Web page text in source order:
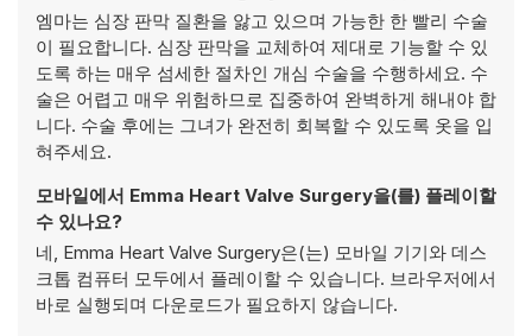
엠마는 심장 판막 질환을 앓고 있으며 가능한 한 빨리 수술
이 필요합니다. 심장 판막을 교체하여 제대로 기능할 수 있
도록 하는 매우 섬세한 절차인 개심 수술을 수행하세요. 수
술은 어렵고 매우 위험하므로 집중하여 완벽하게 해내야 합
니다. 수술 후에는 그녀가 완전히 회복할 수 있도록 옷을 입
혀주세요.
모바일에서 Emma Heart Valve Surgery을(를) 플레이할
수 있나요?
네, Emma Heart Valve Surgery은(는) 모바일 기기와 데스
크톱 컴퓨터 모두에서 플레이할 수 있습니다. 브라우저에서
바로 실행되며 다운로드가 필요하지 않습니다.